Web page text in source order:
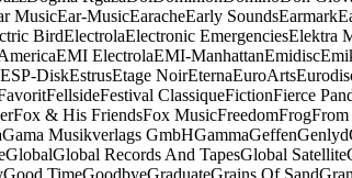
MusicEar-MusicEaracheEarly SoundsEarmark
BirdElectrolaElectronic EmergenciesElektra
EMI ElectrolaEMI-ManhattanEmidisc
ESP-DiskEstrusEtage NoirEternaEuroArts
FellsideFestival ClassiqueFictionFierce
Fox & His FriendsFox MusicFreedomFrogFrom
Gama Musikverlags GmbHGammaGeffenGenlyd
GlobalGlobal Records And TapesGlobal Satellite